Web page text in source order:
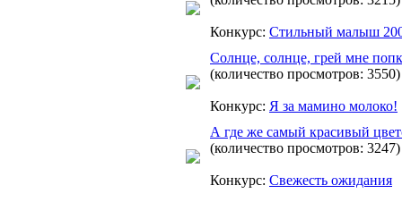
Конкурс: Стильный малыш
Солнце, солнце, грей мне
(количество просмотров: 3550)
Конкурс: Я за мамино молоко!
А где же самый красивый
(количество просмотров: 3247)
Конкурс: Свежесть ожидания